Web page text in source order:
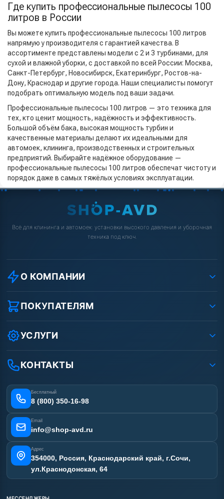
Где купить профессиональные пылесосы 100
литров в России
Вы можете купить профессиональные пылесосы 100 литров
напрямую у производителя с гарантией качества. В
ассортименте представлены модели с 2 и 3 турбинами, для
сухой и влажной уборки, с доставкой по всей России: Москва,
Санкт-Петербург, Новосибирск, Екатеринбург, Ростов-на-
Дону, Краснодар и другие города. Наши специалисты помогут
подобрать оптимальную модель под ваши задачи.
Профессиональные пылесосы 100 литров — это техника для
тех, кто ценит мощность, надёжность и эффективность.
Большой объём бака, высокая мощность турбин и
качественные материалы делают их идеальными для
автомоек, клининга, производственных и строительных
предприятий. Выбирайте надёжное оборудование —
профессиональные пылесосы 100 литров обеспечат чистоту и
порядок даже в самых тяжёлых условиях эксплуатации.
Всё для клининга и автомоек: установки высокого давления и уборочная
техника под ключ.
О КОМПАНИИ
О компании
Реквизиты ООО «Шоп АВД»
Защита данных клиента
Условия соглашения
Вакансии
Статьи
ПОКУПАТЕЛЯМ
Как заказать?
Оплата
Доставка
Лизинг
Получить скидку
УСЛУГИ
Ремонт АВД
Сертификаты
Наши работы
Отзывы наших клиентов
Карта сайта
КОНТАКТЫ
Бесплатный
8 (800) 350-16-98
Email
info@shop-avd.ru
Адрес
354000, Россия, Краснодарский край, г.Сочи,
ул.Краснодонская, 64